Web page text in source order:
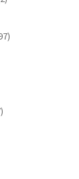
izdelka
izdelkov
izdelkov